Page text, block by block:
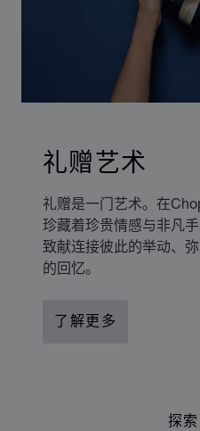
礼赠艺术
礼赠是一门艺术。在
珍藏着珍贵情感与非凡
致献连接彼此的举动、
的回忆。
了解更多
探